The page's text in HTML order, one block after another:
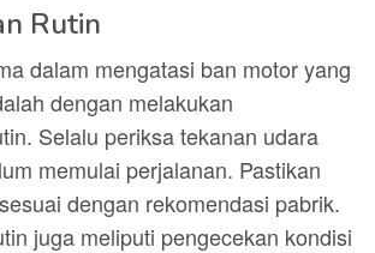
Rutin
dalam mengatasi ban motor yang
dengan melakukan
Selalu periksa tekanan udara
memulai perjalanan. Pastikan
dengan rekomendasi pabrik.
juga meliputi pengecekan kondisi